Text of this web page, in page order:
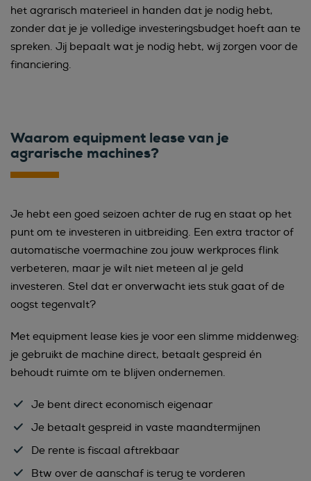
het agrarisch materieel in handen dat je nodig hebt,
zonder dat je je volledige investeringsbudget hoeft aan te
spreken. Jij bepaalt wat je nodig hebt, wij zorgen voor de
financiering.
Waarom equipment lease van je
agrarische machines?
Je hebt een goed seizoen achter de rug en staat op het
punt om te investeren in uitbreiding. Een extra tractor of
automatische voermachine zou jouw werkproces flink
verbeteren, maar je wilt niet meteen al je geld
investeren. Stel dat er onverwacht iets stuk gaat of de
oogst tegenvalt?
Met equipment lease kies je voor een slimme middenweg:
je gebruikt de machine direct, betaalt gespreid én
behoudt ruimte om te blijven ondernemen.
Je bent direct economisch eigenaar
Je betaalt gespreid in vaste maandtermijnen
De rente is fiscaal aftrekbaar
Btw over de aanschaf is terug te vorderen